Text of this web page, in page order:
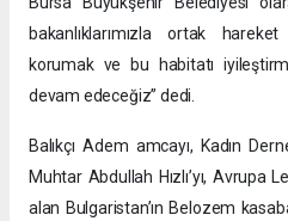
bakanlıklarımızla ortak
korumak ve bu habitatı
devam edeceğiz” dedi.
Balıkçı Adem amcayı, Kadın
Muhtar Abdullah Hızlı’yı, Avrupa
alan Bulgaristan’ın Belozem